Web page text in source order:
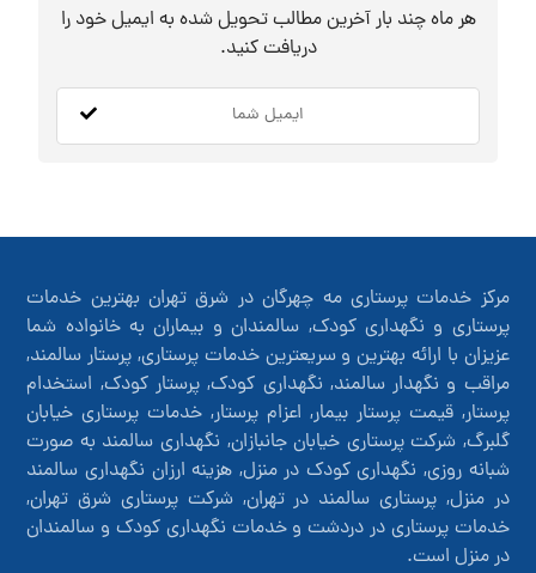
هر ماه چند بار آخرین مطالب تحویل شده به ایمیل خود را
دریافت کنید.
مرکز خدمات پرستاری مه چهرگان در شرق تهران بهترین خدمات
پرستاری و نگهداری کودک, سالمندان و بیماران به خانواده شما
عزیزان با ارائه بهترین و سریعترین خدمات پرستاری, پرستار سالمند,
مراقب و نگهدار سالمند, نگهداری کودک, پرستار کودک, استخدام
پرستار, قیمت پرستار بیمار, اعزام پرستار, خدمات پرستاری خیابان
گلبرگ, شرکت پرستاری خیابان جانبازان, نگهداری سالمند به صورت
شبانه روزی, نگهداری کودک در منزل, هزینه ارزان نگهداری سالمند
در منزل, پرستاری سالمند در تهران, شرکت پرستاری شرق تهران,
خدمات پرستاری در دردشت و خدمات نگهداری کودک و سالمندان
در منزل است.